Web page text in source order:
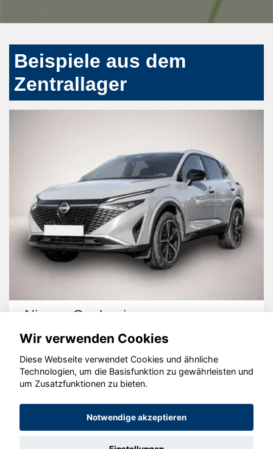
Beispiele aus dem
Zentrallager
Nissan Qashqai
© konjunkturmotor.de GmbH 2020 - 2026
Wir verwenden Cookies
Diese Webseite verwendet Cookies und ähnliche
Technologien, um die Basisfunktion zu gewährleisten und
um Zusatzfunktionen zu bieten.
Notwendige akzeptieren